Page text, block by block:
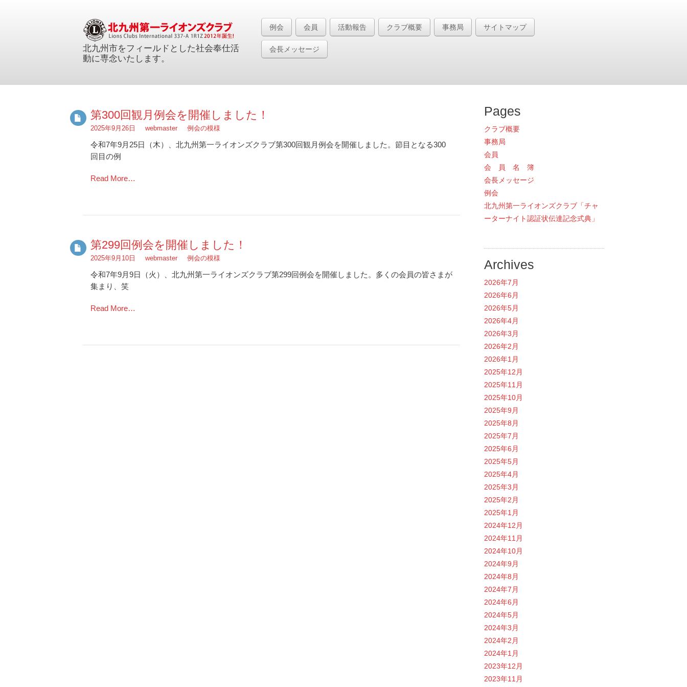
北九州市をフィールドとした社会奉仕活
動に専念いたします。
例会 会員 活動報告 クラブ概要 事務局 サイトマップ
会長メッセージ
第300回観月例会を開催しました！
2025年9月26日 webmaster 例会の模様
令和7年9月25日（木）、北九州第一ライオンズクラブ第300回観月例会を開催しました。節目となる300
回目の例
Read More…
第299回例会を開催しました！
2025年9月10日 webmaster 例会の模様
令和7年9月9日（火）、北九州第一ライオンズクラブ第299回例会を開催しました。多くの会員の皆さまが
集まり、笑
Read More…
Pages
クラブ概要
事務局
会員
会 員 名 簿
会長メッセージ
例会
北九州第一ライオンズクラブ「チャ
ーターナイト認証状伝達記念式典」
Archives
2026年7月
2026年6月
2026年5月
2026年4月
2026年3月
2026年2月
2026年1月
2025年12月
2025年11月
2025年10月
2025年9月
2025年8月
2025年7月
2025年6月
2025年5月
2025年4月
2025年3月
2025年2月
2025年1月
2024年12月
2024年11月
2024年10月
2024年9月
2024年8月
2024年7月
2024年6月
2024年5月
2024年3月
2024年2月
2024年1月
2023年12月
2023年11月